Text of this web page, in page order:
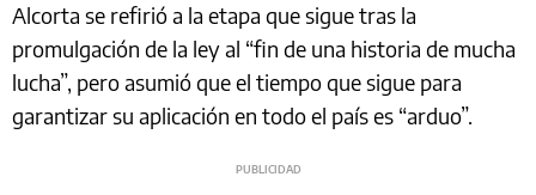
Alcorta se refirió a la etapa que sigue tras la
promulgación de la ley al “fin de una historia de mucha
lucha”, pero asumió que el tiempo que sigue para
garantizar su aplicación en todo el país es “arduo”.